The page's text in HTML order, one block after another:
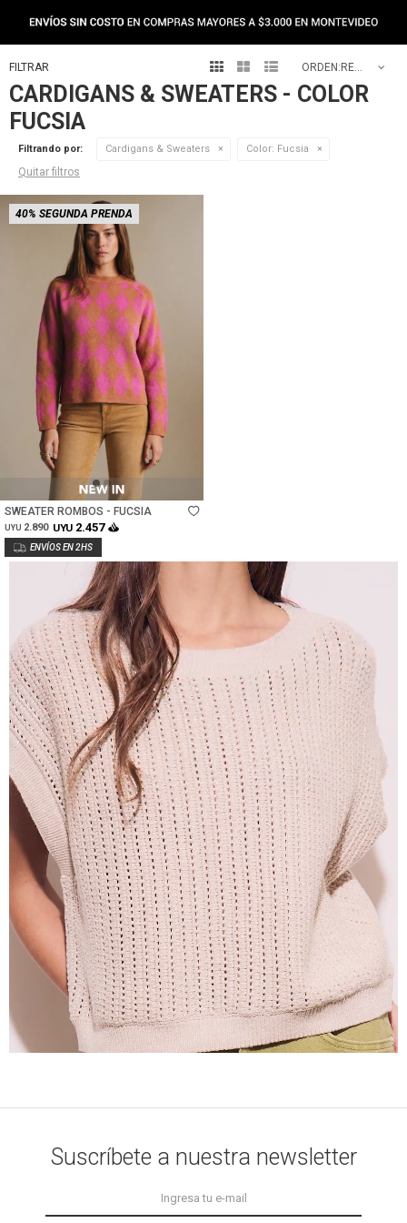
CARDIGANS & SWEATERS - COLOR
FUCSIA
   RECOMENDADOS
Filtrando por: Cardigans & Sweaters Color: Fucsia
Quitar filtros
NEW IN
40% SEGUNDA PRENDA
Talle
SWEATER ROMBOS - FUCSIA
UYU 2.890 UYU 2.457
Suscríbete a nuestra newsletter